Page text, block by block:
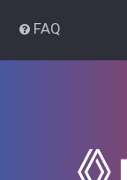
FAQ